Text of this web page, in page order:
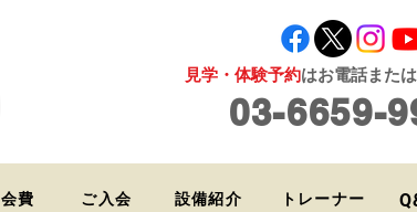
見学・体験予約はお電話また
03-6659-
会費 ご入会 設備紹介 トレーナー